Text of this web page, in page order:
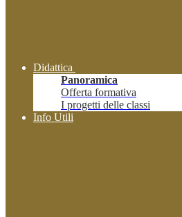
Didattica
Panoramica
Offerta formativa
I progetti delle classi
Info Utili